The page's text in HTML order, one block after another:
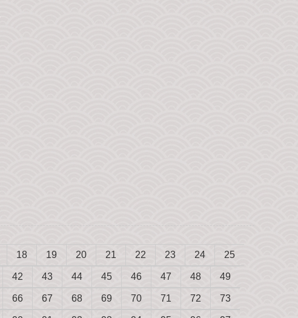
18 19 20 21 22 23 24 25
42 43 44 45 46 47 48 49
66 67 68 69 70 71 72 73